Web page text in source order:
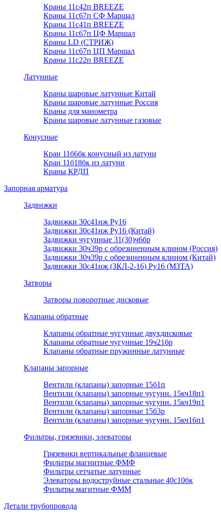
Краны 11с42п BREEZE
Краны 11с67п СФ Маршал
Краны 11с41п BREEZE
Краны 11с67п ЦФ Маршал
Краны LD (СТРИЖ)
Краны 11с67п ЦП Маршал
Краны 11с22п BREEZE
Латунные
Краны шаровые латунные Китай
Краны шаровые латунные Россия
Краны для манометра
Краны шаровые латунные газовые
Конусные
Кран 11б6бк конусный из латуни
Кран 11б18бк из латуни
Краны КРДП
Запорная арматура
Задвижки
Задвижки 30с41нж Ру16
Задвижки 30с41нж Ру16 (Китай)
Задвижки чугунные 31(30)ч6бр
Задвижки 30ч39р с обрезиненным клином (Россия)
Задвижки 30ч39р с обрезиненным клином (Китай)
Задвижки 30с41нж (ЗКЛ-2-16) Ру16 (МЗТА)
Затворы
Затворы поворотные дисковые
Клапаны обратные
Клапаны обратные чугунные двухдисковые
Клапаны обратные чугунные 19ч21бр
Клапаны обратные пружинные латунные
Клапаны запорные
Вентили (клапаны) запорные 15б1п
Вентили (клапаны) запорные чугунн. 15кч18п1
Вентили (клапаны) запорные чугунн. 15кч19п1
Вентили (клапаны) запорные 15б3р
Вентили (клапаны) запорные чугунн. 15кч16п1
Фильтры, грязевики, элеваторы
Грязевики вертикальные фланцевые
Фильтры магнитные ФМФ
Фильтры сетчатые латунные
Элеваторы водоструйные стальные 40с10бк
Фильтры магитные ФММ
Детали трубопровода